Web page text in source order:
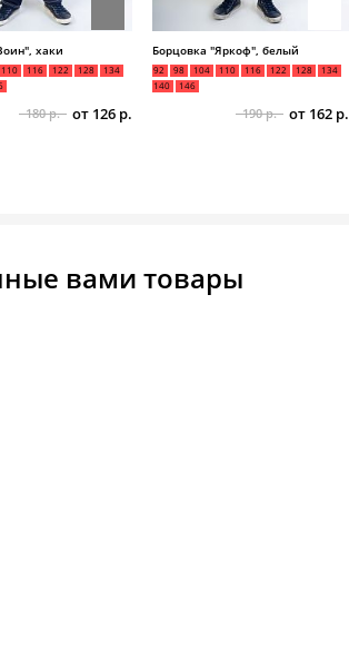
хаки
110 116 122 128
134
180 р. от 126 р.
Борцовка "Яркоф", белый
92 98 104 110 116 122 128
134
140
146
190 р. от 162 р.
вами товары